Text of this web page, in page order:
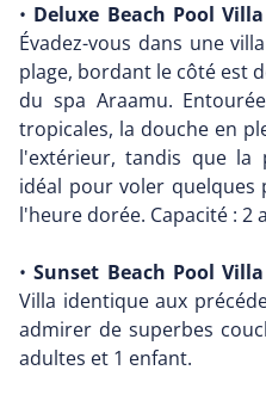
• Deluxe Beach Pool
Évadez-vous dans une
plage, bordant le côté est
du spa Araamu.
tropicales, la douche en
l'extérieur, tandis que la
idéal pour voler quelques
l'heure dorée. Capacité : 2
•Sunset Beach Pool
Villa identique aux
admirer de superbes
adultes et 1 enfant.